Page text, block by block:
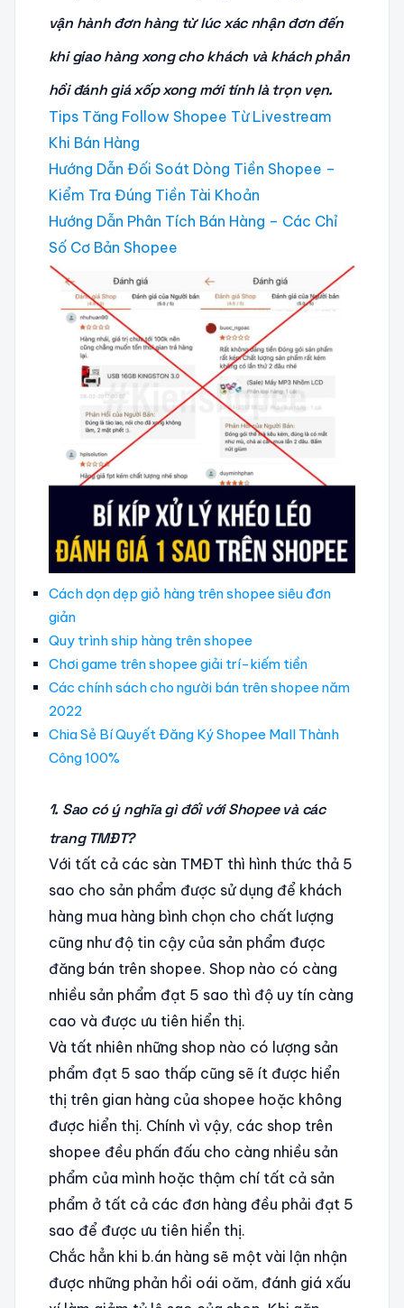
vận hành đơn hàng từ lúc xác nhận đơn đến
khi giao hàng xong cho khách và khách phản
hồi đánh giá xốp xong mới tính là trọn vẹn.
Tips Tăng Follow Shopee Từ Livestream
Khi Bán Hàng
Hướng Dẫn Đối Soát Dòng Tiền Shopee –
Kiểm Tra Đúng Tiền Tài Khoản
Hướng Dẫn Phân Tích Bán Hàng – Các Chỉ
Số Cơ Bản Shopee
Cách dọn dẹp giỏ hàng trên shopee siêu đơn
giản
Quy trình ship hàng trên shopee
Chơi game trên shopee giải trí-kiếm tiền
Các chính sách cho người bán trên shopee năm
2022
Chia Sẻ Bí Quyết Đăng Ký Shopee Mall Thành
Công 100%
1. Sao có ý nghĩa gì đối với Shopee và các
trang TMĐT?
Với tất cả các sàn TMĐT thì hình thức thả 5
sao cho sản phẩm được sử dụng để khách
hàng mua hàng bình chọn cho chất lượng
cũng như độ tin cậy của sản phẩm được
đăng bán trên shopee. Shop nào có càng
nhiều sản phẩm đạt 5 sao thì độ uy tín càng
cao và được ưu tiên hiển thị.
Và tất nhiên những shop nào có lượng sản
phẩm đạt 5 sao thấp cũng sẽ ít được hiển
thị trên gian hàng của shopee hoặc không
được hiển thị. Chính vì vậy, các shop trên
shopee đều phấn đấu cho càng nhiều sản
phẩm của mình hoặc thậm chí tất cả sản
phẩm ở tất cả các đơn hàng đều phải đạt 5
sao để được ưu tiên hiển thị.
Chắc hẳn khi b.án hàng sẽ một vài lận nhận
được những phản hồi oái oăm, đánh giá xấu